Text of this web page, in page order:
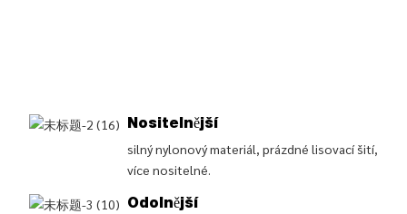
Nositelnější
silný nylonový materiál, prázdné lisovací šití,
více nositelné.
Odolnější